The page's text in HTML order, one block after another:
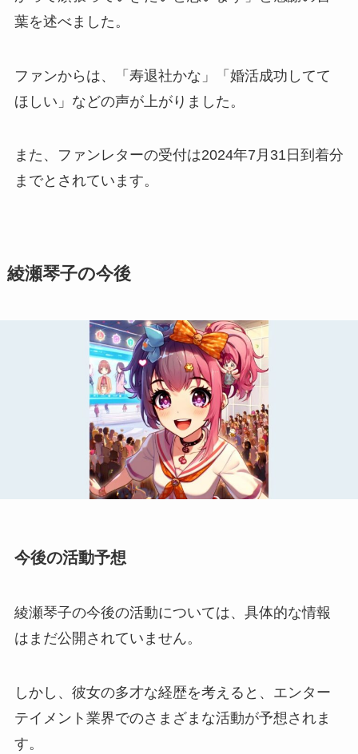
葉を述べました。
ファンからは、「寿退社かな」「婚活成功してて
ほしい」などの声が上がりました。
また、ファンレターの受付は2024年7月31日到着分
までとされています。
綾瀬琴子の今後
今後の活動予想
綾瀬琴子の今後の活動については、具体的な情報
はまだ公開されていません。
しかし、彼女の多才な経歴を考えると、エンター
テイメント業界でのさまざまな活動が予想されま
す。